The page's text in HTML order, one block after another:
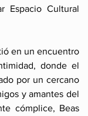
Espacio Cultural
en un encuentro
donde el
por un cercano
y amantes del
cómplice, Beas